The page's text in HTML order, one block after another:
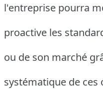
l'entreprise pourra
proactive les
ou de son marché
systématique de